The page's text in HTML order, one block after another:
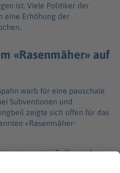
ist. Viele Politiker der
eine Erhöhung der
«Rasenmäher» auf
warb für eine pauschale
Subventionen und
zeigte sich offen für das
«Rasenmäher-
nur in Teilbereichen
- bei der